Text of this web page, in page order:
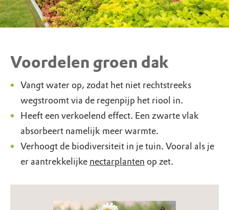
Voordelen groen dak
Vangt water op, zodat het niet rechtstreeks
wegstroomt via de regenpijp het riool in.
Heeft een verkoelend effect. Een zwarte vlak
absorbeert namelijk meer warmte.
Verhoogt de biodiversiteit in je tuin. Vooral als je
er aantrekkelijke nectarplanten op zet.